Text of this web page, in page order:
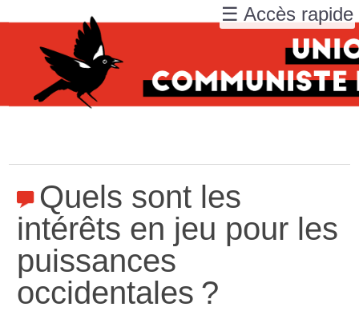
Quels sont les
intérêts en jeu pour les
puissances
occidentales ?
☰ Accès rapide